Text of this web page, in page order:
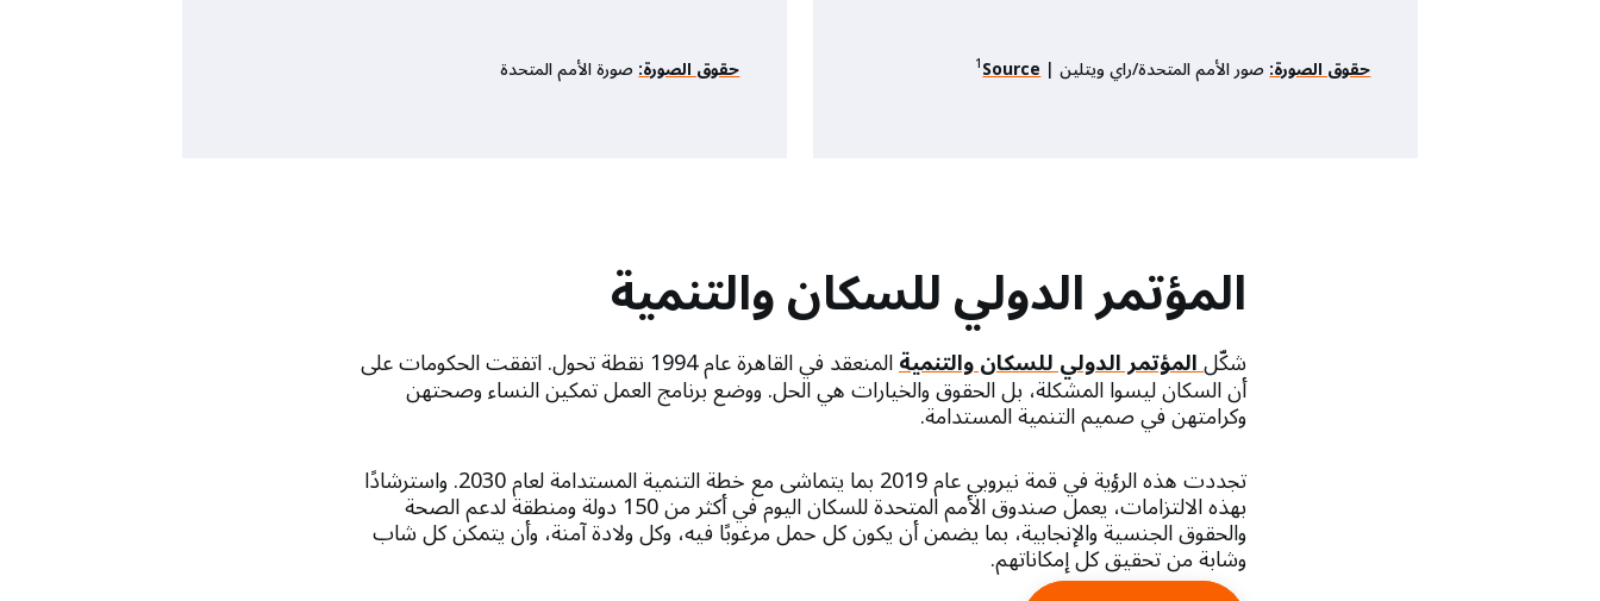
حقوق الصورة:صور الأمم المتحدة/راي ويتلين | 1Source حقوق الصورة:صورة الأمم المتحدة
المؤتمر الدولي للسكان والتنمية
شكّلالمؤتمر الدولي للسكان والتنمية المنعقد في القاهرة عام 1994 نقطة تحول. اتفقت الحكومات على
أن السكان ليسوا المشكلة، بل الحقوق والخيارات هي الحل. ووضع برنامج العمل تمكين النساء وصحتهن
وكرامتهن في صميم التنمية المستدامة.
تجددت هذه الرؤية في قمة نيروبي عام 2019 بما يتماشى مع خطة التنمية المستدامة لعام 2030. واسترشادًا
بهذه الالتزامات، يعمل صندوق الأمم المتحدة للسكان اليوم في أكثر من 150 دولة ومنطقة لدعم الصحة
والحقوق الجنسية والإنجابية، بما يضمن أن يكون كل حمل مرغوبًا فيه، وكل ولادة آمنة، وأن يتمكن كل شاب
وشابة من تحقيق كل إمكاناتهم.